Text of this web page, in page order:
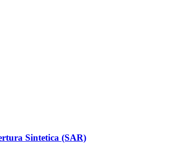
Sintetica (SAR)